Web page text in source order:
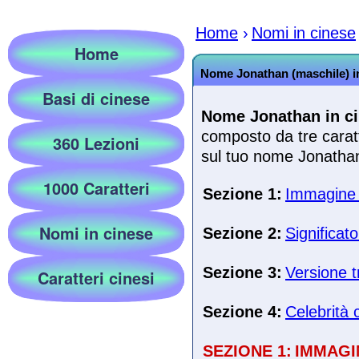
Nome Jonathan (maschile)
Nome Jonathan in
composto da tre
sul tuo nome
Sezione 1:
Sezione 2:
Sezione 3: Versione
Sezione 4: Celebrità
SEZIONE 1:
Home
Basi di cinese
360 Lezioni
1000 Caratteri
Nomi in cinese
Caratteri cinesi
Home › Nomi in cinese